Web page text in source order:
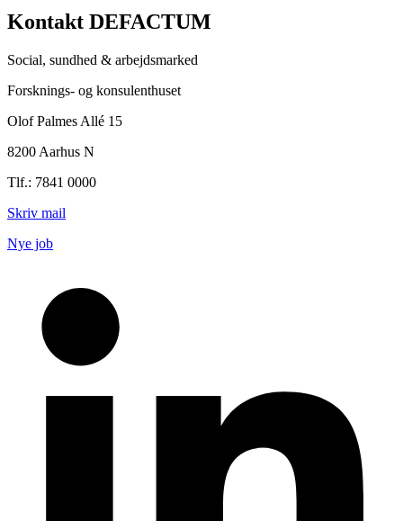
Kontakt DEFACTUM
Social, sundhed & arbejdsmarked
Forsknings- og konsulenthuset
Olof Palmes Allé 15
8200 Aarhus N
Tlf.: 7841 0000
Skriv mail
Nye job